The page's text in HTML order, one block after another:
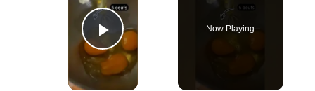
Play Video
Now Playing